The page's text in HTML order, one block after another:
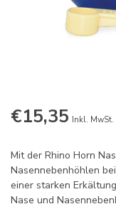
€15,35 Inkl. MwSt.
Mit der Rhino Horn
Nasennebenhöhlen
einer starken
Nase und